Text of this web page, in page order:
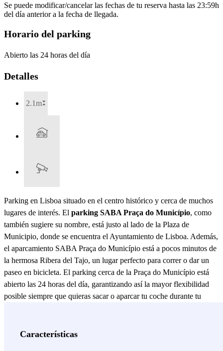
Se puede modificar/cancelar las fechas de tu reserva hasta las 23:59h
del día anterior a la fecha de llegada.
Horario del parking
Abierto las 24 horas del día
Detalles
2.1m
Parking en Lisboa situado en el centro histórico y cerca de muchos
lugares de interés. El parking SABA Praça do Município, como
también sugiere su nombre, está justo al lado de la Plaza de
Municipio, donde se encuentra el Ayuntamiento de Lisboa. Además,
el aparcamiento SABA Praça do Município está a pocos minutos de
la hermosa Ribera del Tajo, un lugar perfecto para correr o dar un
paseo en bicicleta. El parking cerca de la Praça do Município está
abierto las 24 horas del día, garantizando así la mayor flexibilidad
posible siempre que quieras sacar o aparcar tu coche durante tu
lugares de interés de la ciudad sin preocuparte por el estado de tu
Características